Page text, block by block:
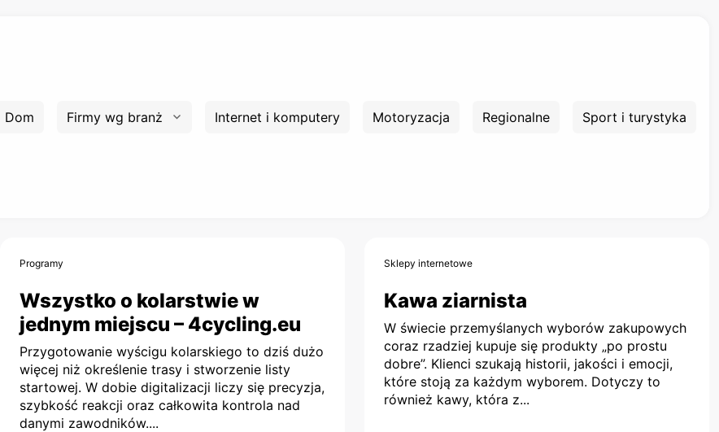
Dom Firmy wg branż Internet i komputery Motoryzacja Regionalne Sport i turystyka
Programy
Wszystko o kolarstwie w
jednym miejscu – 4cycling.eu
Przygotowanie wyścigu kolarskiego to dziś dużo
więcej niż określenie trasy i stworzenie listy
startowej. W dobie digitalizacji liczy się precyzja,
szybkość reakcji oraz całkowita kontrola nad
danymi zawodników....
Sklepy internetowe
Kawa ziarnista
W świecie przemyślanych wyborów zakupowych
coraz rzadziej kupuje się produkty „po prostu
dobre”. Klienci szukają historii, jakości i emocji,
które stoją za każdym wyborem. Dotyczy to
również kawy, która z...